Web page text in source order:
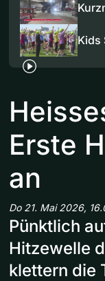
Kids
Erste
an
Do 21. Mai 2026,
Pünktlich
Hitzewelle
klettern die